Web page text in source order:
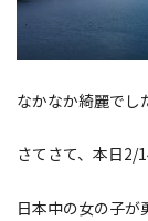
なかなか綺麗でし
さてさて、本日2/
日本中の女の子が